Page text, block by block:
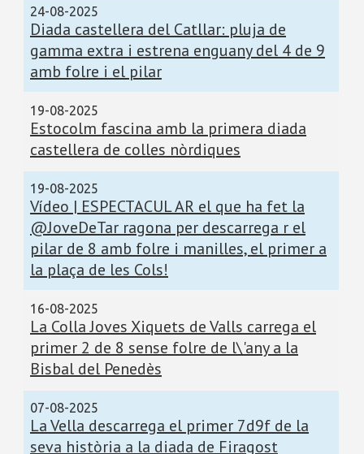
24-08-2025
Diada castellera del Catllar: pluja de
gamma extra i estrena enguany del 4 de 9
amb folre i el pilar
19-08-2025
Estocolm fascina amb la primera diada
castellera de colles nòrdiques
19-08-2025
Vídeo | ESPECTACUL AR el que ha fet la
@JoveDeTar ragona per descarrega r el
pilar de 8 amb folre i manilles, el primer a
la plaça de les Cols!
16-08-2025
La Colla Joves Xiquets de Valls carrega el
primer 2 de 8 sense folre de l\'any a la
Bisbal del Penedès
07-08-2025
La Vella descarrega el primer 7d9f de la
seva història a la diada de Firagost